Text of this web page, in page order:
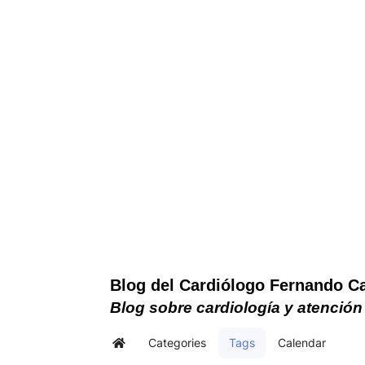
Blog del Cardiólogo Fernando
Blog sobre cardiología y
Home Categories Tags Calendar